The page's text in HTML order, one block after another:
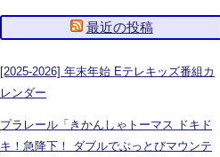
最近の投稿
[2025-2026] 年末年始 Eテレキッズ番組カ
レンダー
プラレール「きかんしゃトーマス ドキド
キ！急降下！ ダブルでぶっとびマウンテ